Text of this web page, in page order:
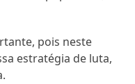
pois neste
estratégia de luta,